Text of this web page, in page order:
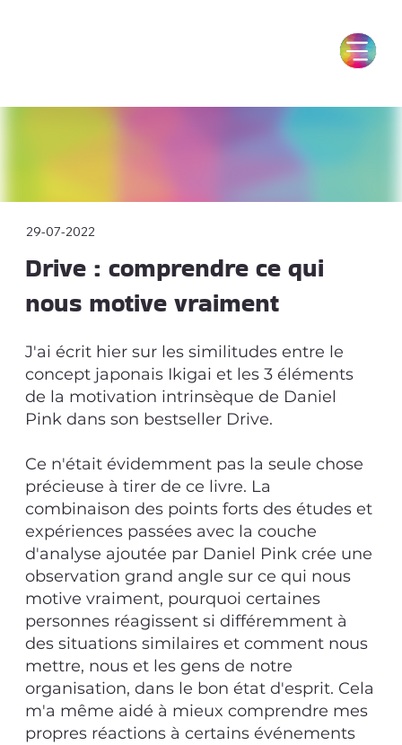
29-07-2022
Drive : comprendre ce qui
nous motive vraiment
J'ai écrit hier sur les similitudes entre le
concept japonais Ikigai et les 3 éléments
de la motivation intrinsèque de Daniel
Pink dans son bestseller Drive.
Ce n'était évidemment pas la seule chose
précieuse à tirer de ce livre. La
combinaison des points forts des études et
expériences passées avec la couche
d'analyse ajoutée par Daniel Pink crée une
observation grand angle sur ce qui nous
motive vraiment, pourquoi certaines
personnes réagissent si différemment à
des situations similaires et comment nous
mettre, nous et les gens de notre
organisation, dans le bon état d'esprit. Cela
m'a même aidé à mieux comprendre mes
propres réactions à certains événements